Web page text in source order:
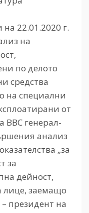
22.01.2020 г.
на
по делото
средства
на специални
от
ВВС генерал-
анализ
„за
за
дейност,
лице, заемащо
президент на